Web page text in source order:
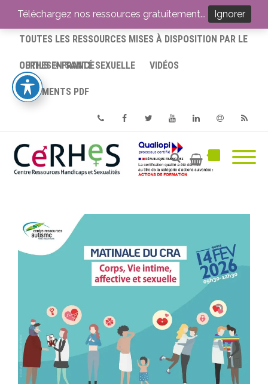
ACCUEIL
TOUTES LES RESSOURCES MISES À DISPOSITION PAR LE
CERHES® FRANCE
OUTILS EN SANTÉ SEXUELLE VIDÉOS
DOCUMENTS PDF
PhoneFacebookTwitterYoutube
Téléchargez nos ressources gratuitement... Ignorer